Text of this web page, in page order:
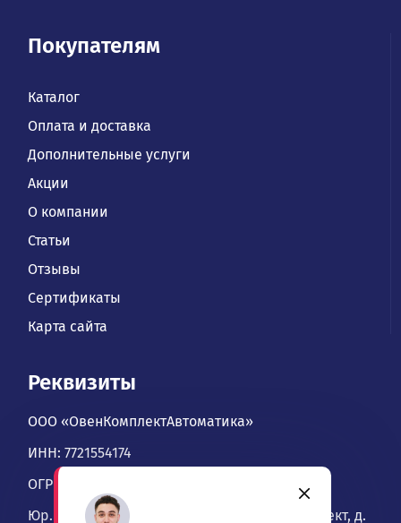
Покупателям
Каталог
Оплата и доставка
Дополнительные услуги
Акции
О компании
Статьи
Отзывы
Сертификаты
Карта сайта
Реквизиты
ООО «ОвенКомплектАвтоматика»
ИНН: 7721554174
ОГРН: 1067746534900
Юр. адрес: 109428, Москва, Рязанский проспект, д.